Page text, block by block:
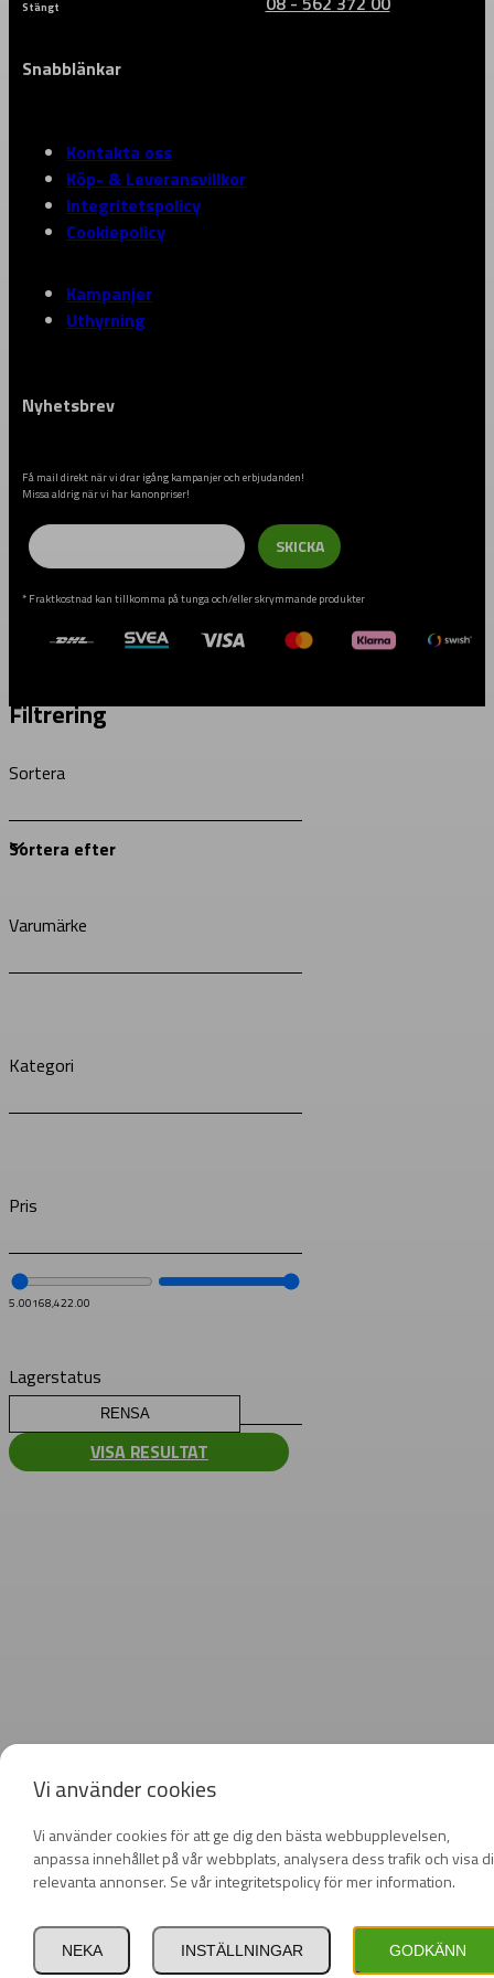
Privat
inkl. moms
Företag
exkl. moms
Stängt
Snabblänkar
Kontakta oss
Köp- & Leveransvillkor
Integritetspolicy
Cookiepolicy
Kampanjer
Uthyrning
Nyhetsbrev
Få mail direkt när vi drar igång kampanjer och erbjudanden!
Missa aldrig när vi har kanonpriser!
Email
SKICKA
* Fraktkostnad kan tillkomma på tunga och/eller skrymmande produkter
Vi använder cookies
Vi använder cookies för att ge dig den bästa webbupplevelsen,
anpassa innehållet på vår webbplats, analysera dess trafik och visa
relevanta annonser. Se vår integritetspolicy för mer information.
GODKÄNN
INSTÄLLNINGAR
NEKA
Filtrering
Sortera
Varumärke
Kategori
Pris
5.00168,422.00
Lagerstatus
RENSA
VISA RESULTAT